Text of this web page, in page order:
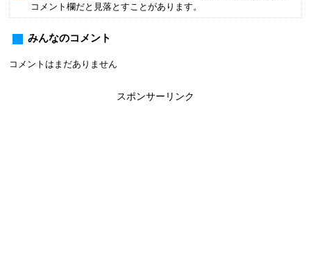
コメント欄だと見落とすことがあります。
みんなのコメント
コメントはまだありません
スポンサーリンク